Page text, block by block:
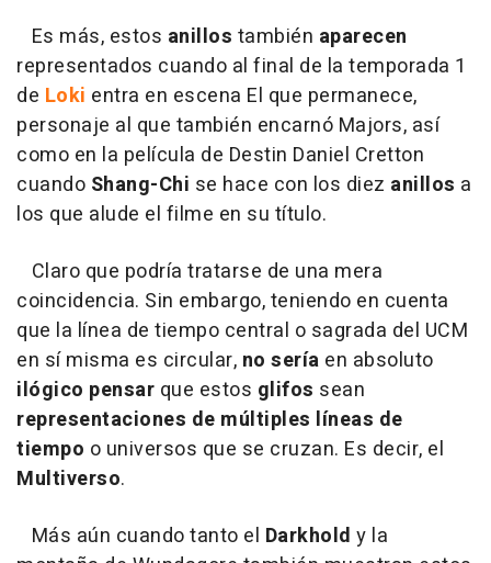
Es más, estos anillos también aparecen
representados cuando al final de la temporada 1
de Loki entra en escena El que permanece,
personaje al que también encarnó Majors, así
como en la película de Destin Daniel Cretton
cuando Shang-Chi se hace con los diez anillos a
los que alude el filme en su título.
Claro que podría tratarse de una mera
coincidencia. Sin embargo, teniendo en cuenta
que la línea de tiempo central o sagrada del UCM
en sí misma es circular, no sería en absoluto
ilógico pensar que estos glifos sean
representaciones de múltiples líneas de
tiempo o universos que se cruzan. Es decir, el
Multiverso.
Más aún cuando tanto el Darkhold y la